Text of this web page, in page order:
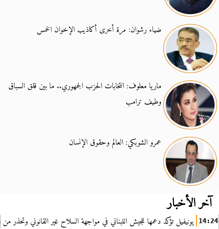
ضياء رشوان: مرة أخرى أكاذيب الإخوان الخمس
ماريا معلوف: انتخابات الحزب الجمهوري.. ما بين قلق السباق
وطيف ترامب
عمرو الشوبكي: العالم وحقوق الإنسان
آخر الأخبار
14:24 يونيفيل تؤكد دعمها للجيش اللبناني في مواجهة السلاح غير القانوني وتحذر من